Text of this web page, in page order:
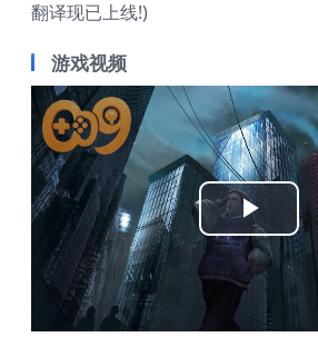
翻译现已上线!)
游戏视频
Play
Video